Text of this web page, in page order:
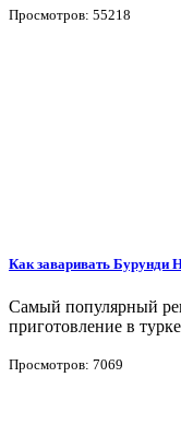
Просмотров: 55218
Как заваривать Бурунди
Самый популярный
приготовление в
Просмотров: 7069